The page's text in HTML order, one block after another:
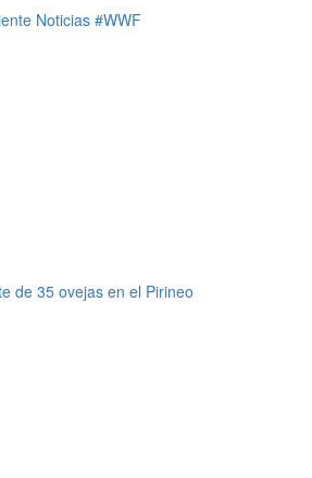
Noticias #WWF
de 35 ovejas en el Pirineo